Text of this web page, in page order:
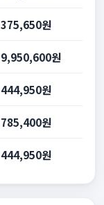
375,650원
9,950,600원
444,950원
785,400원
444,950원